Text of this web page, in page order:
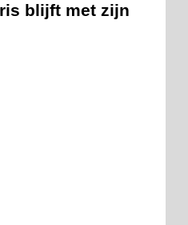
blijft met zijn